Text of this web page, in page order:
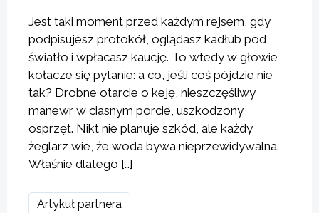
Jest taki moment przed każdym rejsem, gdy
podpisujesz protokół, oglądasz kadłub pod
światło i wpłacasz kaucję. To wtedy w głowie
kołacze się pytanie: a co, jeśli coś pójdzie nie
tak? Drobne otarcie o keję, nieszczęśliwy
manewr w ciasnym porcie, uszkodzony
osprzęt. Nikt nie planuje szkód, ale każdy
żeglarz wie, że woda bywa nieprzewidywalna.
Właśnie dlatego […]
Artykuł partnera